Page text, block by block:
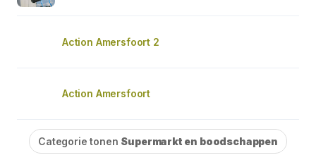
Action Amersfoort 2
Action Amersfoort
Categorie tonen Supermarkt en boodschappen